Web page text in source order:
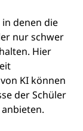
denen die
nur schwer
Hier
KI können
der Schüler